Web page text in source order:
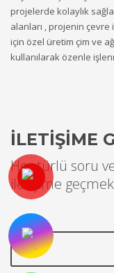
projelerde kolaylık
alanları , projenin
için özel üretim çim ve
kullanılarak özenle
İLETİŞİME
Her türlü soru
iletişime